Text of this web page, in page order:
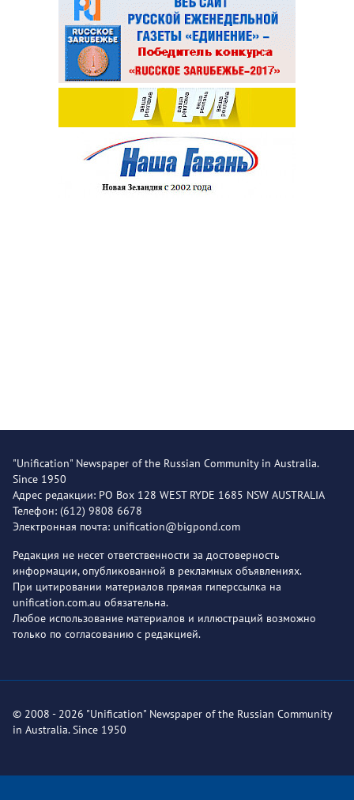
"Unification" Newspaper of the Russian Community in Australia.
Since 1950
Адрес редакции: PO Box 128 WEST RYDE 1685 NSW AUSTRALIA
Телефон: (612) 9808 6678
Электронная почта: unification@bigpond.com
Редакция не несет ответственности за достоверность
информации, опубликованной в рекламных объявлениях.
При цитировании материалов прямая гиперссылка на
unification.com.au обязательна.
Любое использование материалов и иллюстраций возможно
только по согласованию с редакцией.
© 2008 - 2026 "Unification" Newspaper of the Russian Community
in Australia. Since 1950